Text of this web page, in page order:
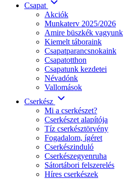
Csapat
Akciók
Munkaterv 2025/2026
Amire büszkék vagyunk
Kiemelt táboraink
Csapatparancsnokaink
Csapatotthon
Csapatunk kezdetei
Névadónk
Vallomások
Cserkész
Mi a cserkészet?
Cserkészet alapítója
Tíz cserkésztörvény
Fogadalom, ígéret
Cserkészinduló
Cserkészegyenruha
Sátortábori felszerelés
Híres cserkészek